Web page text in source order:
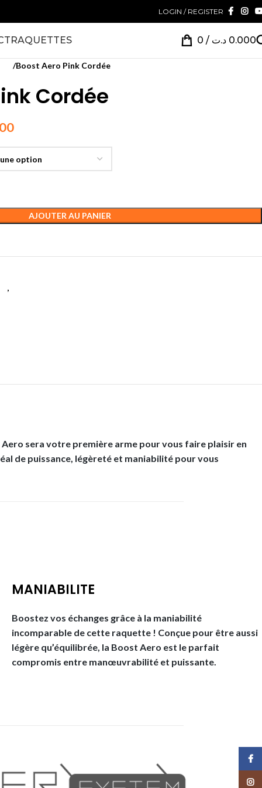
LOGIN / REGISTER
RAQUETTES 0 / 0.000 د.ت
Boost Aero Pink Cordée
Cordée
AJOUTER AU PANIER
,
sera votre première arme pour vous faire plaisir en
de puissance, légèreté et maniabilité pour vous
MANIABILITE
Boostez vos échanges grâce à la maniabilité
incomparable de cette raquette ! Conçue pour être aussi
légère qu’équilibrée, la Boost Aero est le parfait
compromis entre manœuvrabilité et puissante.